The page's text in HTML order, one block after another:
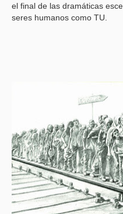
el final de las dramáticas
seres humanos como TU.